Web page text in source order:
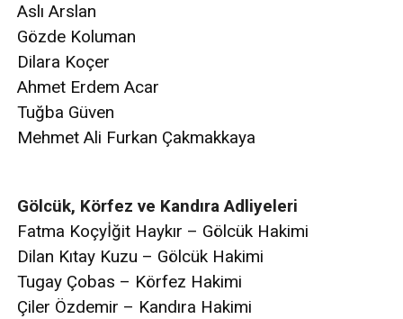
Aslı Arslan
Gözde Koluman
Dilara Koçer
Ahmet Erdem Acar
Tuğba Güven
Mehmet Ali Furkan Çakmakkaya
Gölcük, Körfez ve Kandıra Adliyeleri
Fatma Koçyİğit Haykır – Gölcük Hakimi
Dilan Kıtay Kuzu – Gölcük Hakimi
Tugay Çobas – Körfez Hakimi
Çiler Özdemir – Kandıra Hakimi